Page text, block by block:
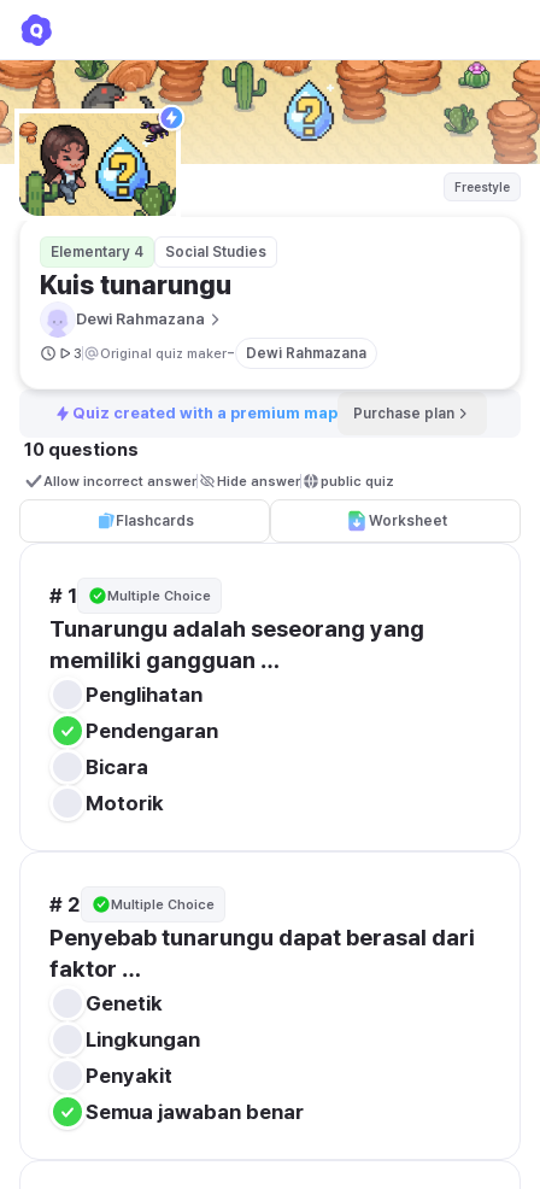
Freestyle
Elementary 4 Social Studies
Kuis tunarungu
Dewi Rahmazana
3 Original quiz maker- Dewi Rahmazana
Quiz created with a premium map Purchase plan
10 questions
Allow incorrect answer Hide answer public quiz
Flashcards Worksheet
# 1 Multiple Choice
Tunarungu adalah seseorang yang
memiliki gangguan …
Penglihatan
Pendengaran
Bicara
Motorik
# 2 Multiple Choice
Penyebab tunarungu dapat berasal dari
faktor …
Genetik
Penyakit
Semua jawaban benar